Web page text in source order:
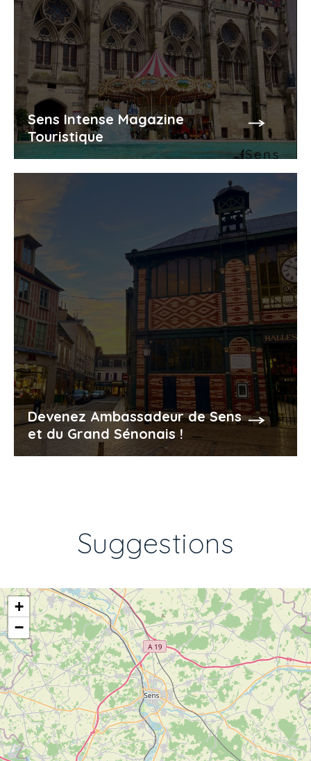
Sens Intense Magazine
Touristique
Devenez Ambassadeur de Sens
et du Grand Sénonais !
Suggestions
+
−